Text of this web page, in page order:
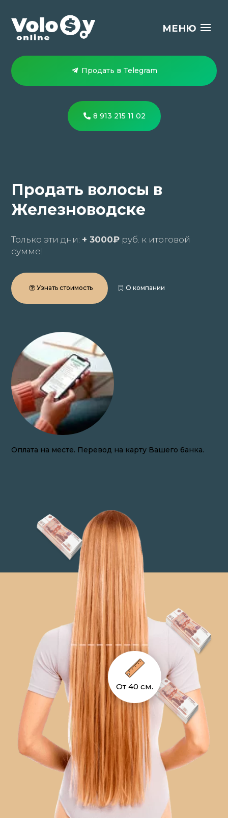
Продать в Telegram
8 913 215 11 02
Продать волосы в
Железноводске
Только эти дни: + 3000₽ руб. к итоговой
сумме!
Узнать стоимость О компании
Закупаем волосы онлайн по всей России.
От 40 см.